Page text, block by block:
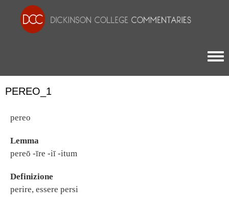
PEREO_1
pereo
Lemma
pereō -īre -iī -itum
Definizione
perire, essere persi